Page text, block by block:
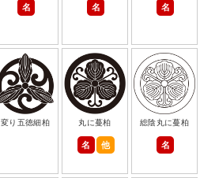
名 名 名
変り五徳細柏 丸に蔓柏
名 他
総陰丸に蔓柏
名